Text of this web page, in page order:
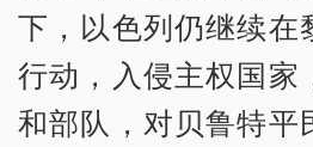
下，以色列仍继续在
行动，入侵主权国家
和部队，对贝鲁特平